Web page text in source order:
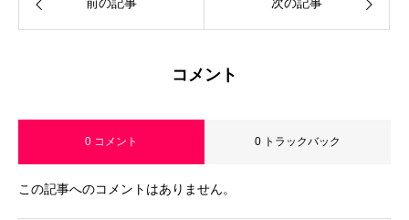
コメント
0 コメント 0 トラックバック
この記事へのコメントはありません。